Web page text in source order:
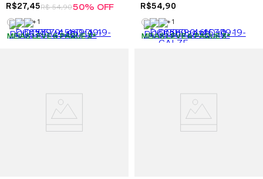
R$27,45R$ 54,9050% OFF
+1
MEIAS LEVE 6 PAGUE 3*
R$54,90
+1
MEIAS LEVE 6 PAGUE 3*